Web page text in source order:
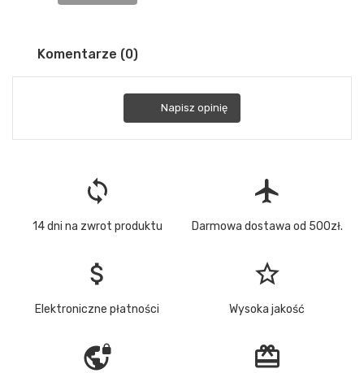
Komentarze (0)
Napisz opinię
loop
14 dni na zwrot produktu
flight
Darmowa dostawa od 500zł.
attach_money
Elektroniczne płatności
star_border
Wysoka jakość
vpn_lock redeem